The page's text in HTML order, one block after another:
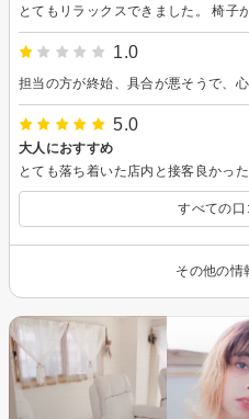
1.0
担当の方が終始、具合が悪そうで、
5.0
大人におすすめ
すべての口
その他の情